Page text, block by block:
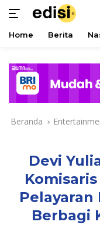
konten
Home Berita
Beranda
Devi
Berbagi